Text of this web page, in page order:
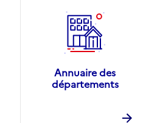
Annuaire des
départements